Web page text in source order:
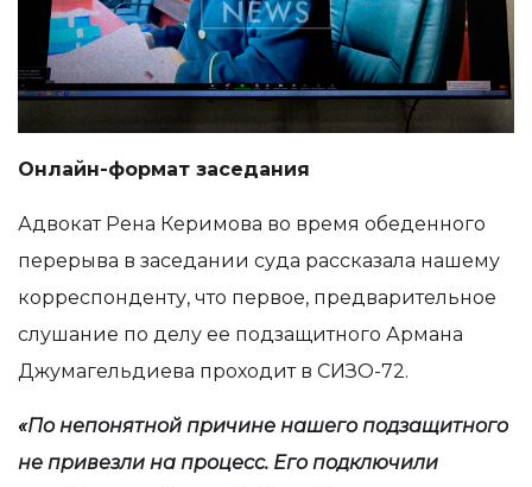
Онлайн-формат заседания
Адвокат Рена Керимова во время обеденного
перерыва в заседании суда рассказала нашему
корреспонденту, что первое, предварительное
слушание по делу ее подзащитного Армана
Джумагельдиева проходит в СИЗО-72.
«По непонятной причине нашего подзащитного
не привезли на процесс. Его подключили